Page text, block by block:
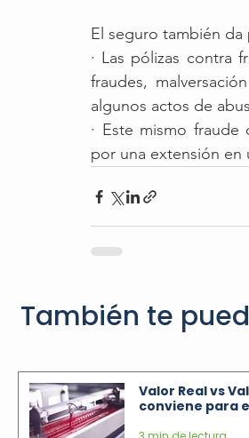
El seguro también
· Las pólizas contra
fraudes,
algunos actos de
· Este mismo
por una extensión en
También te
Valor Real vs
conviene para